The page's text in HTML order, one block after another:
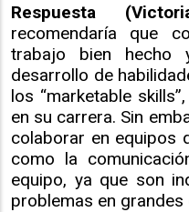
Respuesta
recomendaría que
trabajo bien hecho
desarrollo de
los “marketable
en su carrera. Sin
colaborar en equipos
como la
equipo, ya que son
problemas en